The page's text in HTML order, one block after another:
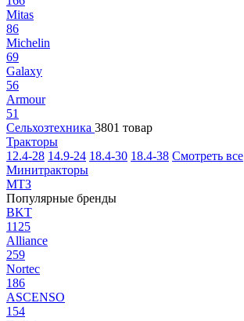
Mitas
86
Michelin
69
Galaxy
56
Armour
51
Сельхозтехника 3801 товар
Тракторы
12.4-28 14.9-24 18.4-30 18.4-38 Смотреть все
Минитракторы
МТЗ
Популярные бренды
BKT
1125
Alliance
259
Nortec
186
ASCENSO
154